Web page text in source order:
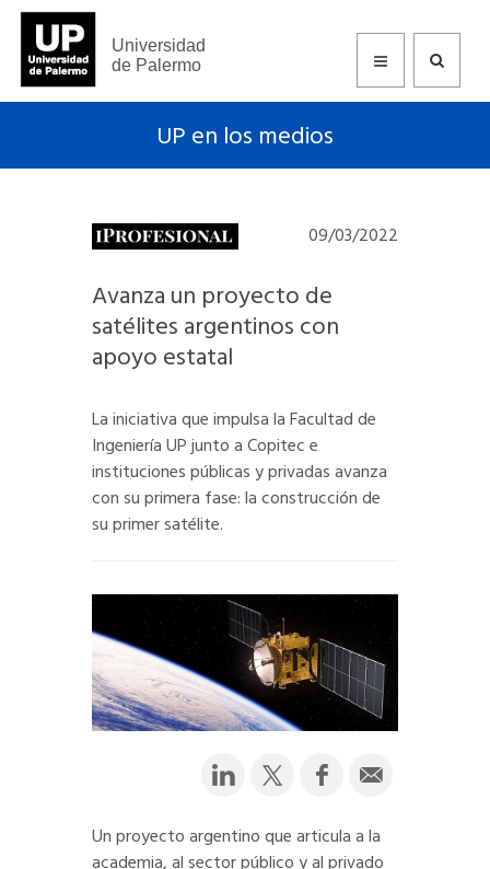
Universidad
de Palermo
UP en los medios
09/03/2022
Avanza un proyecto de
satélites argentinos con
apoyo estatal
La iniciativa que impulsa la Facultad de
Ingeniería UP junto a Copitec e
instituciones públicas y privadas avanza
con su primera fase: la construcción de
su primer satélite.
Un proyecto argentino que articula a la